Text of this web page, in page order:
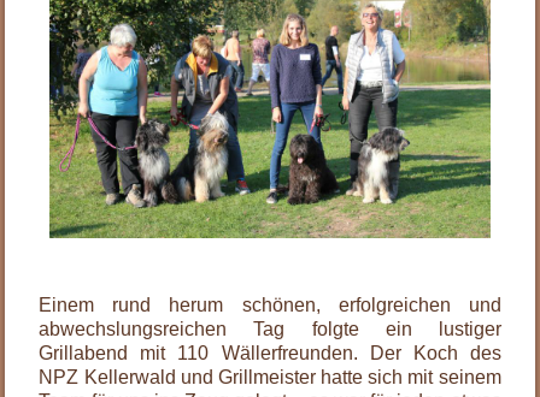
Einem rund herum schönen, erfolgreichen und
abwechslungsreichen Tag folgte ein lustiger
Grillabend mit 110 Wällerfreunden. Der Koch des
NPZ Kellerwald und Grillmeister hatte sich mit seinem